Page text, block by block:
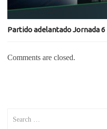
Partido adelantado Jornada
Comments are closed.